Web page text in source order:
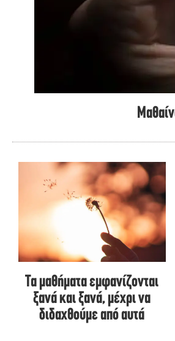
Τα μαθήματα εμφανίζονται
ξανά και ξανά, μέχρι να
διδαχθούμε από αυτά